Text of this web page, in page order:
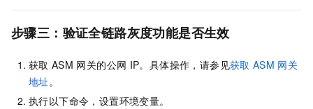
步骤三：验证全链路灰度功能是否生效
获取 ASM 网关的公网 IP。具体操作，请参见获取 ASM 网关
地址 。
执行以下命令，设置环境变量。